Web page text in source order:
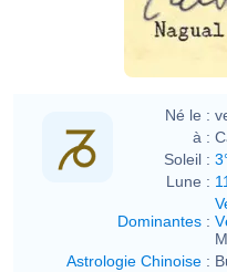
Né le :
à :
Soleil :
Lune :
Dominantes :
Astrologie Chinoise :